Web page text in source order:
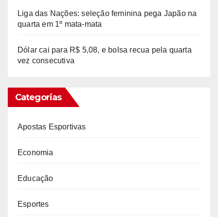
Liga das Nações: seleção feminina pega Japão na
quarta em 1º mata-mata
Dólar cai para R$ 5,08, e bolsa recua pela quarta
vez consecutiva
Categorias
Apostas Esportivas
Economia
Educação
Esportes